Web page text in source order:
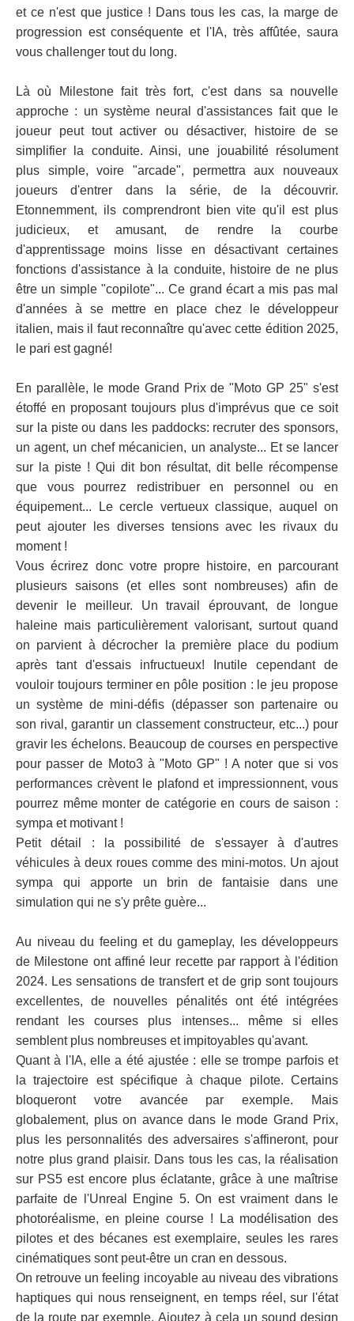
et ce n'est que justice ! Dans tous les cas, la marge de
progression est conséquente et l'IA, très affûtée, saura
vous challenger tout du long.
Là où Milestone fait très fort, c'est dans sa nouvelle
approche : un système neural d'assistances fait que le
joueur peut tout activer ou désactiver, histoire de se
simplifier la conduite. Ainsi, une jouabilité résolument
plus simple, voire "arcade", permettra aux nouveaux
joueurs d'entrer dans la série, de la découvrir.
Etonnemment, ils comprendront bien vite qu'il est plus
judicieux, et amusant, de rendre la courbe
d'apprentissage moins lisse en désactivant certaines
fonctions d'assistance à la conduite, histoire de ne plus
être un simple "copilote"... Ce grand écart a mis pas mal
d'années à se mettre en place chez le développeur
italien, mais il faut reconnaître qu'avec cette édition 2025,
le pari est gagné!
En parallèle, le mode Grand Prix de "Moto GP 25" s'est
étoffé en proposant toujours plus d'imprévus que ce soit
sur la piste ou dans les paddocks: recruter des sponsors,
un agent, un chef mécanicien, un analyste... Et se lancer
sur la piste ! Qui dit bon résultat, dit belle récompense
que vous pourrez redistribuer en personnel ou en
équipement... Le cercle vertueux classique, auquel on
peut ajouter les diverses tensions avec les rivaux du
moment !
Vous écrirez donc votre propre histoire, en parcourant
plusieurs saisons (et elles sont nombreuses) afin de
devenir le meilleur. Un travail éprouvant, de longue
haleine mais particulièrement valorisant, surtout quand
on parvient à décrocher la première place du podium
après tant d'essais infructueux! Inutile cependant de
vouloir toujours terminer en pôle position : le jeu propose
un système de mini-défis (dépasser son partenaire ou
son rival, garantir un classement constructeur, etc...) pour
gravir les échelons. Beaucoup de courses en perspective
pour passer de Moto3 à "Moto GP" ! A noter que si vos
performances crèvent le plafond et impressionnent, vous
pourrez même monter de catégorie en cours de saison :
sympa et motivant !
Petit détail : la possibilité de s'essayer à d'autres
véhicules à deux roues comme des mini-motos. Un ajout
sympa qui apporte un brin de fantaisie dans une
simulation qui ne s'y prête guère...
Au niveau du feeling et du gameplay, les développeurs
de Milestone ont affiné leur recette par rapport à l'édition
2024. Les sensations de transfert et de grip sont toujours
excellentes, de nouvelles pénalités ont été intégrées
rendant les courses plus intenses... même si elles
semblent plus nombreuses et impitoyables qu'avant.
Quant à l'IA, elle a été ajustée : elle se trompe parfois et
la trajectoire est spécifique à chaque pilote. Certains
bloqueront votre avancée par exemple. Mais
globalement, plus on avance dans le mode Grand Prix,
plus les personnalités des adversaires s'affineront, pour
notre plus grand plaisir. Dans tous les cas, la réalisation
sur PS5 est encore plus éclatante, grâce à une maîtrise
parfaite de l'Unreal Engine 5. On est vraiment dans le
photoréalisme, en pleine course ! La modélisation des
pilotes et des bécanes est exemplaire, seules les rares
cinématiques sont peut-être un cran en dessous.
On retrouve un feeling incoyable au niveau des vibrations
haptiques qui nous renseignent, en temps réel, sur l'état
de la route par exemple. Ajoutez à cela un sound design